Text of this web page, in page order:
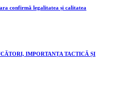
confirmă legalitatea și calitatea
IMPORTANȚA TACTICĂ ȘI